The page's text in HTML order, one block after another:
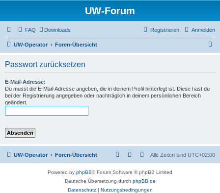
UW-Forum
FAQ Downloads Anmelden
Registrieren
UW-Operator Foren-Übersicht
Passwort zurücksetzen
E-Mail-Adresse:
Du musst die E-Mail-Adresse angeben, die in deinem Profil hinterlegt ist. Diese hast du
bei der Registrierung angegeben oder nachträglich in deinem persönlichen Bereich
geändert.
UW-Operator Foren-Übersicht Alle Zeiten sind UTC+02:00
Powered by phpBB® Forum Software © phpBB Limited
Deutsche Übersetzung durch phpBB.de
Datenschutz| Nutzungsbedingungen